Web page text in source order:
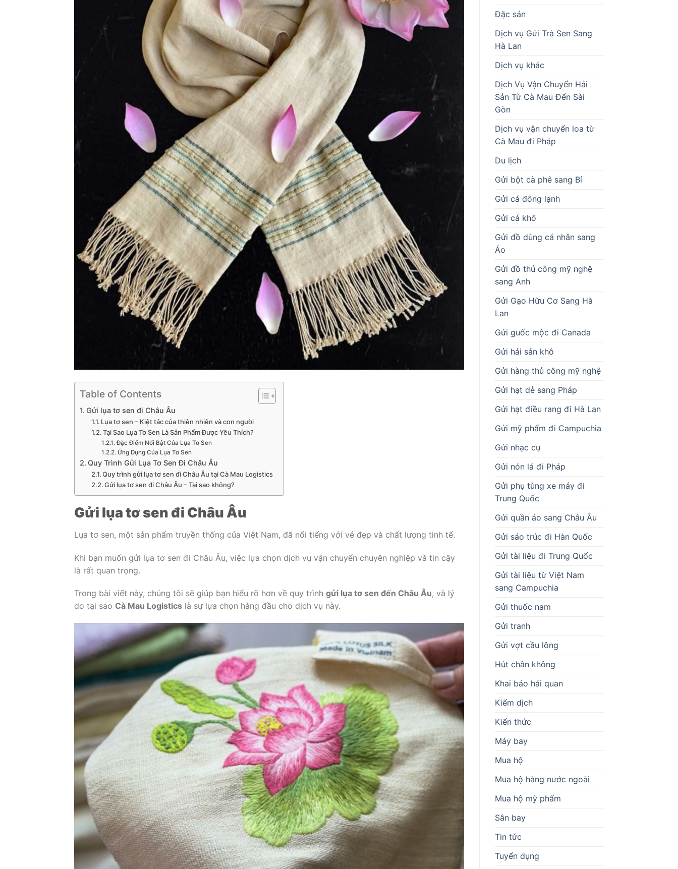
Table of Contents
Gửi lụa tơ sen đi Châu Âu
Lụa tơ sen – Kiệt tác của thiên nhiên và con người
Tại Sao Lụa Tơ Sen Là Sản Phẩm Được Yêu Thích?
Đặc Điểm Nổi Bật Của Lụa Tơ Sen
Ứng Dụng Của Lụa Tơ Sen
Quy Trình Gửi Lụa Tơ Sen Đi Châu Âu
Quy trình gửi lụa tơ sen đi Châu Âu tại Cà Mau Logistics
Gửi lụa tơ sen đi Châu Âu – Tại sao không?
Gửi lụa tơ sen đi Châu Âu
Lụa tơ sen, một sản phẩm truyền thống của Việt Nam, đã nổi tiếng với vẻ đẹp và chất lượng tinh tế.
Khi bạn muốn gửi lụa tơ sen đi Châu Âu, việc lựa chọn dịch vụ vận chuyển chuyên nghiệp và tin cậy
là rất quan trọng.
Trong bài viết này, chúng tôi sẽ giúp bạn hiểu rõ hơn về quy trình gửi lụa tơ sen đến Châu Âu, và lý
do tại sao Cà Mau Logistics là sự lựa chọn hàng đầu cho dịch vụ này.
Đặc sản
Dịch vụ Gửi Trà Sen Sang
Hà Lan
Dịch vụ khác
Dịch Vụ Vận Chuyển Hải
Sản Từ Cà Mau Đến Sài
Gòn
Dịch vụ vận chuyển loa từ
Cà Mau đi Pháp
Du lịch
Gửi bột cà phê sang Bỉ
Gửi cá đông lạnh
Gửi cá khô
Gửi đồ dùng cá nhân sang
Áo
Gửi đồ thủ công mỹ nghệ
sang Anh
Gửi Gạo Hữu Cơ Sang Hà
Lan
Gửi guốc mộc đi Canada
Gửi hải sản khô
Gửi hàng thủ công mỹ nghệ
Gửi hạt dẻ sang Pháp
Gửi hạt điều rang đi Hà Lan
Gửi mỹ phẩm đi Campuchia
Gửi nhạc cụ
Gửi nón lá đi Pháp
Gửi phụ tùng xe máy đi
Trung Quốc
Gửi quần áo sang Châu Âu
Gửi sáo trúc đi Hàn Quốc
Gửi tài liệu đi Trung Quốc
Gửi tài liệu từ Việt Nam
sang Campuchia
Gửi thuốc nam
Gửi tranh
Gửi vợt cầu lông
Hút chân không
Khai báo hải quan
Kiểm dịch
Kiến thức
Máy bay
Mua hộ
Mua hộ hàng nước ngoài
Mua hộ mỹ phẩm
Sân bay
Tin tức
Tuyển dụng